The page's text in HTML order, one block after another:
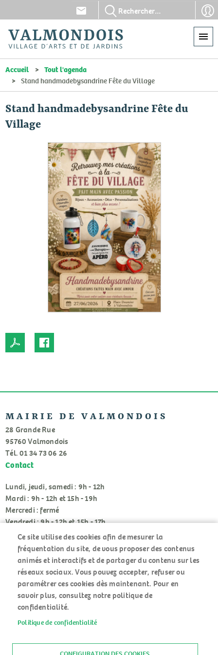
Aller
au
contenu
principal
En-
tête
-
Communication
En-
tête
-
Accueil Tout l'agenda
Stand handmadebysandrine Fête du Village
Stand handmadebysandrine Fête du
Village
MAIRIE DE VALMONDOIS
28 Grande Rue
95760 Valmondois
Tél. 01 34 73 06 26
Contact
Lundi, jeudi, samedi : 9h - 12h
Mardi : 9h - 12h et 15h - 19h
Mercredi : fermé
Vendredi : 9h - 12h et 15h - 17h
RÉSEAUX
SOCIAUX
MENU
PIED
ACCUEIL
MENTIONS LÉGALES
Ce site utilise des cookies afin de mesurer la
fréquentation du site, de vous proposer des contenus
animés et interactifs et de partager du contenu sur les
réseaux sociaux. Vous pouvez accepter, refuser ou
paramétrer ces cookies dès maintenant. Pour en
savoir plus, consultez notre politique de
confidentialité.
Politique de confidentialité